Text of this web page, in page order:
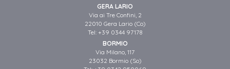
GERA LARIO
Via ai Tre Confini, 2
22010 Gera Lario (Co)
Tel: +39 0344 97178
BORMIO
Via Milano, 117
23032 Bormio (So)